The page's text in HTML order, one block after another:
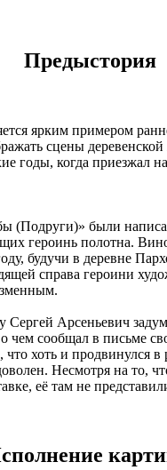
Предыстория
ярким примером
сцены
годы, когда приезжал
(Подруги)» были
героинь полотна.
будучи в деревне
справа героини
Сергей Арсеньевич
чем сообщал в письме
хоть и продвинулся в
Несмотря на то,
её там не